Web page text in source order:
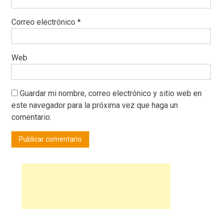
Correo electrónico *
Web
Guardar mi nombre, correo electrónico y sitio web en
este navegador para la próxima vez que haga un
comentario.